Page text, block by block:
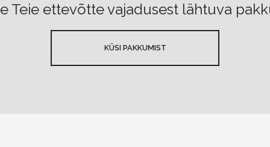
Teie ettevõtte vajadusest lähtuva
KÜSI PAKKUMIST